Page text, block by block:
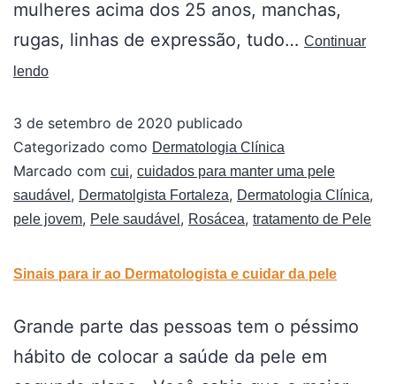
mulheres acima dos 25 anos, manchas,
rugas, linhas de expressão, tudo… Continuar
lendo
3 de setembro de 2020 publicado
Categorizado como Dermatologia Clínica
Marcado com cui, cuidados para manter uma pele
saudável , Dermatolgista Fortaleza, Dermatologia Clínica,
pele jovem, Pele saudável , Rosácea, tratamento de Pele
Sinais para ir ao Dermatologista e cuidar da pele
Grande parte das pessoas tem o péssimo
hábito de colocar a saúde da pele em